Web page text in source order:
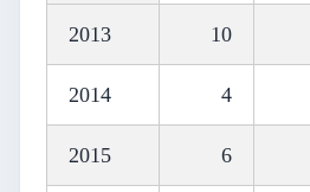
2013 10
2014 4
2015 6